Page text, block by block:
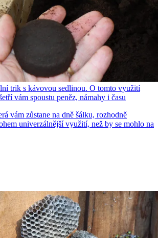
trik s kávovou sedlinou. O tomto využití
vám spoustu peněz, námahy i času
vám zůstane na dně šálku, rozhodně
univerzálnější využití, než by se mohlo na